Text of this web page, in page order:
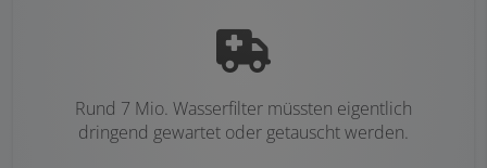
Rund 7 Mio. Wasserfilter müssten eigentlich
dringend gewartet oder getauscht werden.